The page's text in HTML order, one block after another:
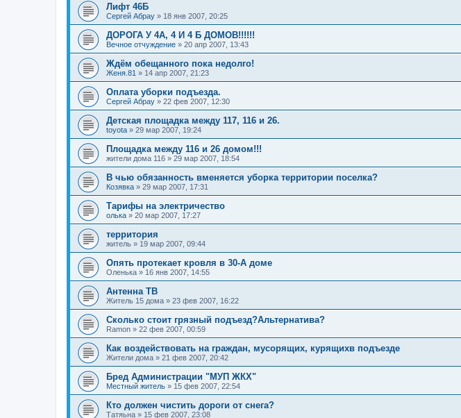
Лифт 46Б
Сергей Абрау » 18 янв 2007, 20:25
ДОРОГА У 4А, 4 И 4 Б ДОМОВ!!!!!!
Вечное отчуждение » 20 апр 2007, 13:43
Ждём обещанного пока недолго!
Женя.81 » 14 апр 2007, 21:23
Оплата уборки подъезда.
Сергей Абрау » 22 фев 2007, 12:30
Детская площадка между 117, 116 и 26.
toyota » 29 мар 2007, 19:24
Площадка между 116 и 26 домом!!!
жители дома 116 » 29 мар 2007, 18:54
В чью обязанность вменяется уборка территории поселка?
Козявка » 29 мар 2007, 17:31
Тарифы на электричество
олька » 20 мар 2007, 17:27
территория
житель » 19 мар 2007, 09:44
Опять протекает кровля в 30-А доме
Oлeнькa » 16 янв 2007, 14:55
Антенна ТВ
Житель 15 дома » 23 фев 2007, 16:22
Сколько стоит грязный подъезд?Альтернатива?
Ramon » 22 фев 2007, 00:59
Как воздействовать на граждан, мусорящих, курящихв подъезде
Жители дома » 21 фев 2007, 20:42
Бред Администрации "МУП ЖКХ"
Местный житель » 15 фев 2007, 22:54
Кто должен чистить дороги от снега?
Татяьна » 15 фев 2007, 23:08